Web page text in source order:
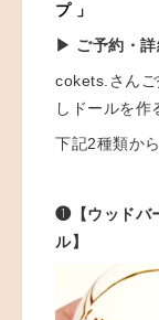
プ 」
▶ ご予約・詳
cokets.さん
しドールを作
下記2種類か
❶【ウッドバ
ル】